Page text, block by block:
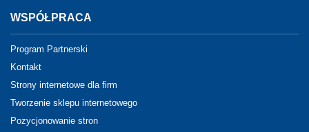
WSPÓŁPRACA
Program Partnerski
Kontakt
Strony internetowe dla firm
Tworzenie sklepu internetowego
Pozycjonowanie stron